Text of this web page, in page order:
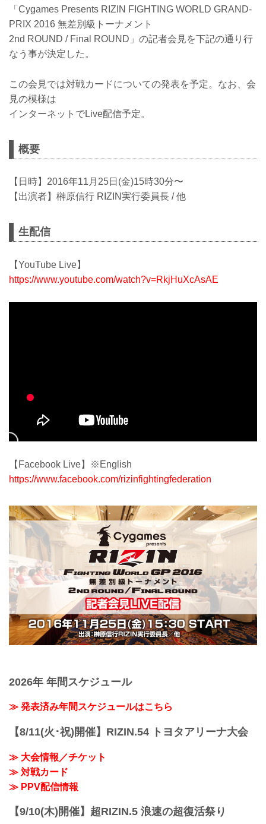
「Cygames Presents RIZIN FIGHTING WORLD GRAND-
PRIX 2016 無差別級トーナメント
2nd ROUND / Final ROUND」の記者会見を下記の通り行
なう事が決定した。
この会見では対戦カードについての発表を予定。なお、会
見の模様は
インターネットでLive配信予定。
概要
【日時】2016年11月25日(金)15時30分〜
【出演者】榊原信行 RIZIN実行委員長 / 他
生配信
【YouTube Live】
https://www.youtube.com/watch?v=RkjHuXcAsAE
【Facebook Live】※English
https://www.facebook.com/rizinfightingfederation
2026年 年間スケジュール
≫ 発表済み年間スケジュールはこちら
【8/11(火･祝)開催】RIZIN.54 トヨタアリーナ大会
≫ 大会情報／チケット
≫ 対戦カード
≫ PPV配信情報
【9/10(木)開催】超RIZIN.5 浪速の超復活祭り